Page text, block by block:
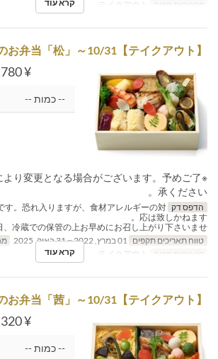
קטגוריית מקום
קרא עוד
【テイクアウト】料亭浅田のお弁当「松」～10/31
¥ 3,780
より変更となる場合がございます。予めご了
承ください。
הדפס דק す。恐れ入りますが、食材アレルギーの対
応は致しかねます。
冷蔵での保管の上お早めにお召し上がり下さいませ。
טווח תאריכים תקפים
קטגוריית מקום
קרא עוד
【テイクアウト】料亭浅田のお弁当「茜」～10/31
¥ 4,320